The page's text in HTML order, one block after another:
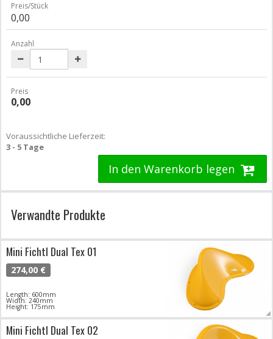
Preis/Stück
0,00
Anzahl
Preis
0,00
Voraussichtliche Lieferzeit:
3 - 5 Tage
In den Warenkorb legen
Verwandte Produkte
Mini Fichtl Dual Tex 01
274,00 €
Length: 600mm
Width: 240mm
Height: 175mm
Mini Fichtl Dual Tex 02